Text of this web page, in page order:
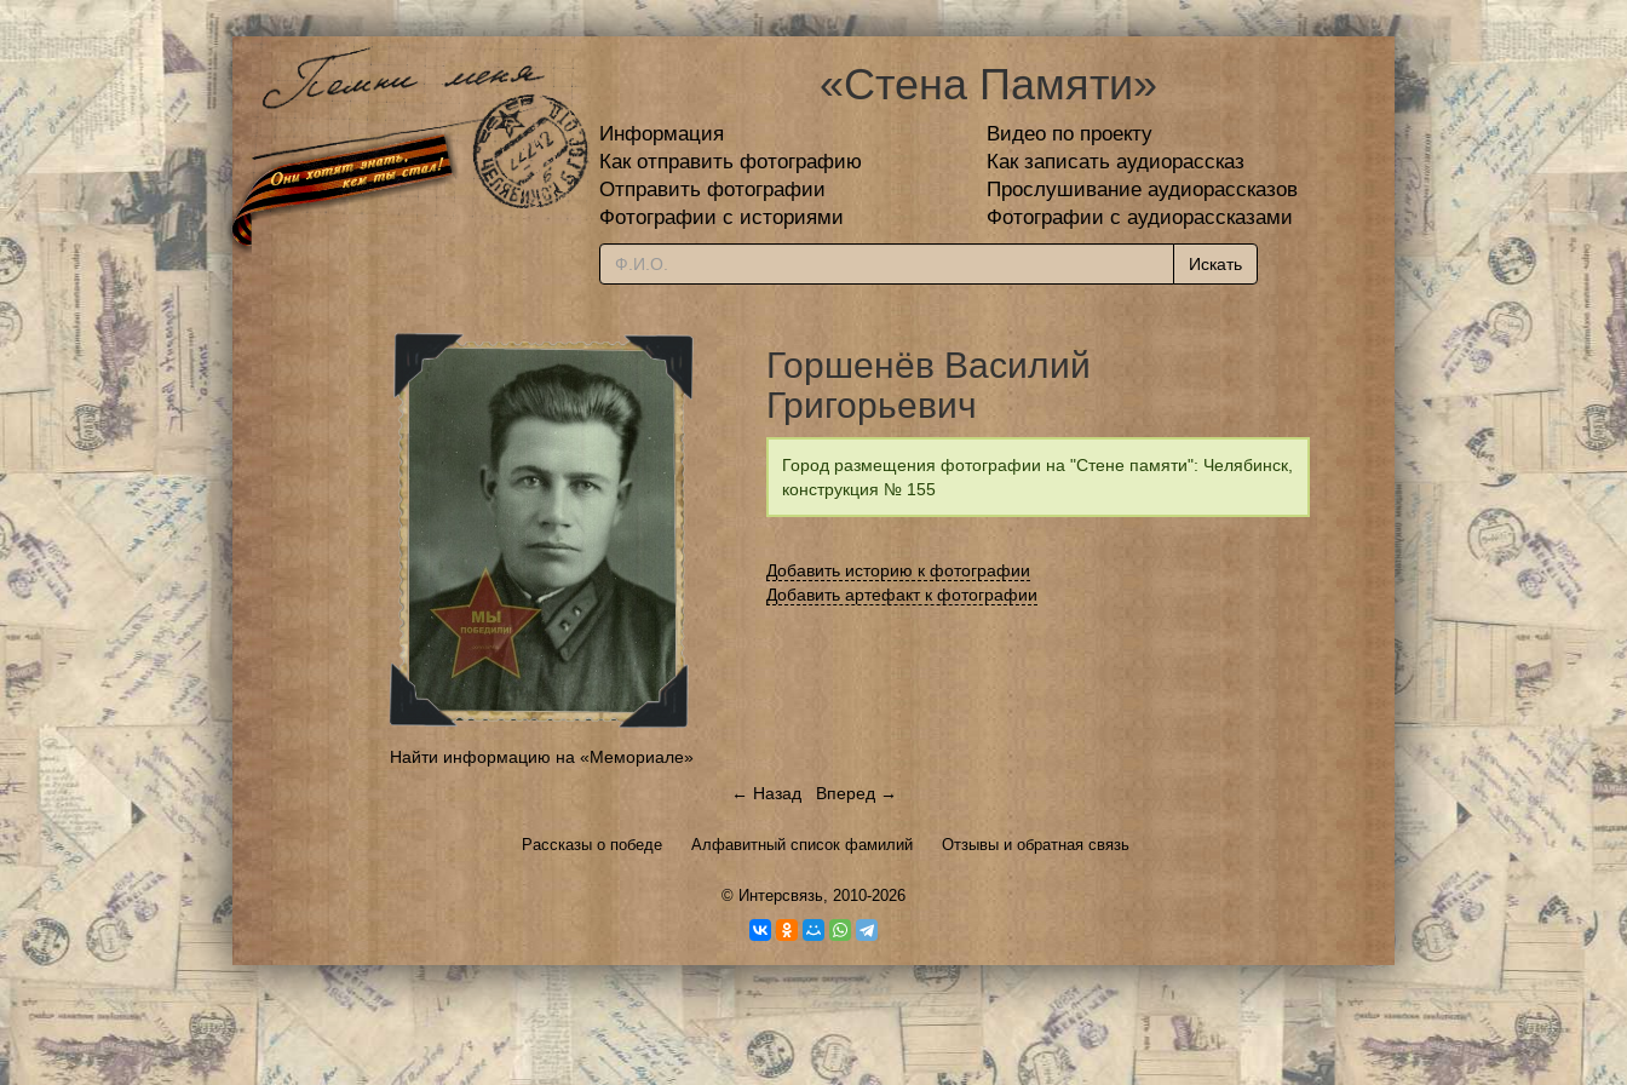
«Стена Памяти»
Информация
Видео по проекту
Как отправить фотографию
Как записать аудиорассказ
Отправить фотографии
Прослушивание аудиорассказов
Фотографии с историями
Фотографии с аудиорассказами
Найти информацию на «Мемориале»
Горшенёв Василий
Григорьевич
Город размещения фотографии на "Стене памяти": Челябинск,
конструкция № 155
Добавить историю к фотографии
Добавить артефакт к фотографии
← Назад Вперед →
Рассказы о победе Алфавитный список фамилий Отзывы и обратная связь
© Интерсвязь, 2010-2026